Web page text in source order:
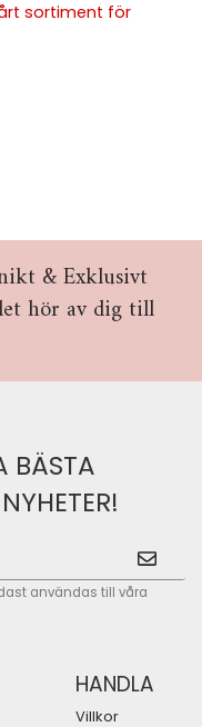
sortiment för
& Exklusivt
hör av dig till
BÄSTA
användas till våra
HANDLA
Villkor